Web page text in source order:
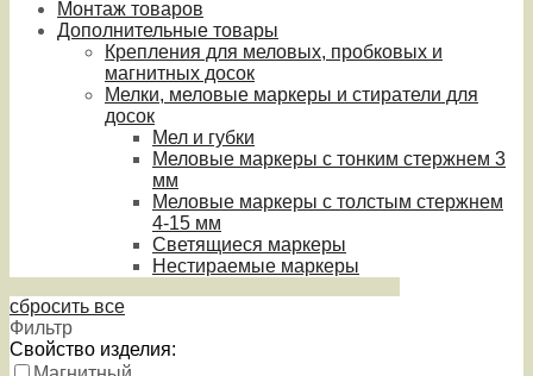
Монтаж товаров
Дополнительные товары
Крепления для меловых, пробковых и
магнитных досок
Мелки, меловые маркеры и стиратели для
досок
Мел и губки
Меловые маркеры с тонким стержнем 3
мм
Меловые маркеры с толстым стержнем
4-15 мм
Светящиеся маркеры
Нестираемые маркеры
сбросить все
Фильтр
Свойство изделия: